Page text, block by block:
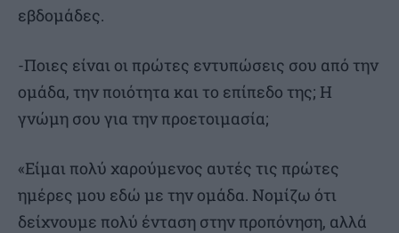
εβδομάδες.
-Ποιες είναι οι πρώτες εντυπώσεις σου από την
ομάδα, την ποιότητα και το επίπεδο της; Η
γνώμη σου για την προετοιμασία;
«Είμαι πολύ χαρούμενος αυτές τις πρώτες
ημέρες μου εδώ με την ομάδα. Νομίζω ότι
δείχνουμε πολύ ένταση στην προπόνηση, αλλά